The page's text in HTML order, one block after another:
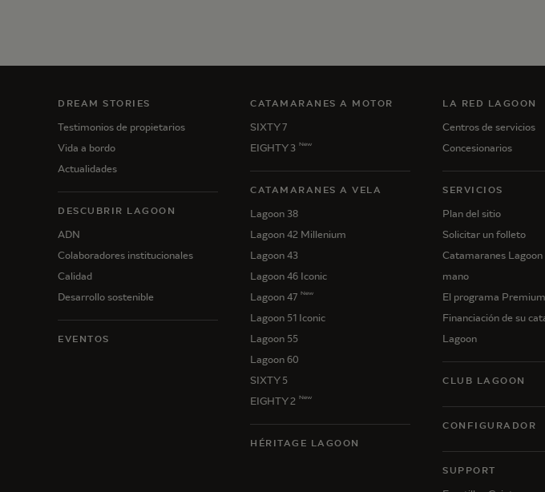
DREAM STORIES
Testimonios de propietarios
Vida a bordo
Actualidades
DESCUBRIR LAGOON
ADN
Colaboradores institucionales
Calidad
Desarrollo sostenible
EVENTOS
CATAMARANES A MOTOR
SIXTY 7
EIGHTY 3 New
CATAMARANES A VELA
Lagoon 38
Lagoon 42 Millenium
Lagoon 43
Lagoon 46 Iconic
Lagoon 47 New
Lagoon 51 Iconic
Lagoon 55
Lagoon 60
SIXTY 5
EIGHTY 2
New
HÉRITAGE LAGOON
LA RED LAGOON
Centros de servicios
Concesionarios
SERVICIOS
Plan del sitio
Solicitar un folleto
Catamaranes Lagoon
mano
El programa
Financiación de su
Lagoon
CLUB LAGOON
CONFIGURADOR
SUPPORT